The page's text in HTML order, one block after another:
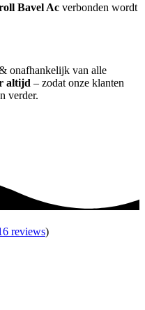
Bavel Ac verbonden wordt
onafhankelijk van alle
altijd – zodat onze klanten
verder.
reviews)